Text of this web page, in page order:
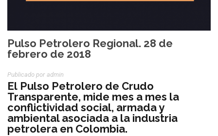
Pulso Petrolero Regional. 28 de
febrero de 2018
Publicado por Admin
El Pulso Petrolero de Crudo
Transparente, mide mes a mes la
conflictividad social, armada y
ambiental asociada a la industria
petrolera en Colombia.